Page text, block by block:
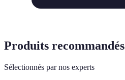
Produits recommandés
Sélectionnés par nos experts